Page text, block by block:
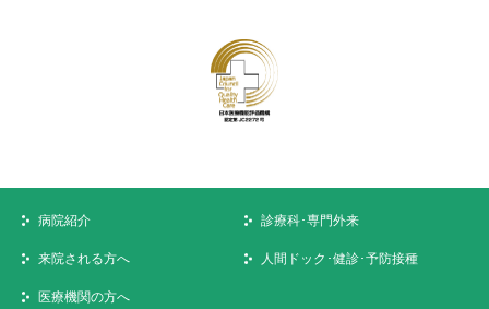
病院紹介
来院される方へ
診療科･専門外来
人間ドック･健診･予防接種
医療機関の方へ